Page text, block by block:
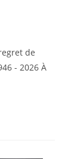
de
- 2026 À